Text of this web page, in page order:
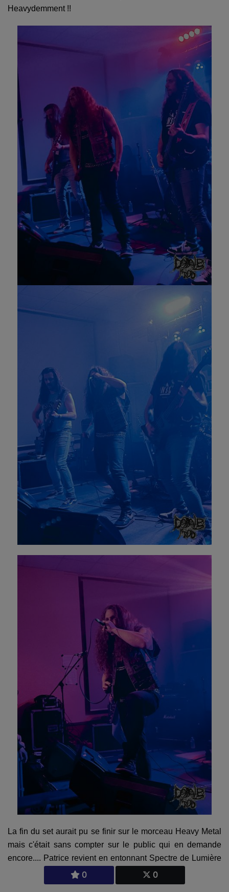
0 0
Heavydemment !!
La fin du set aurait pu se finir sur le morceau Heavy Metal
mais c'était sans compter sur le public qui en demande
encore.... Patrice revient en entonnant Spectre de Lumière
qui n'a pas eu l'effet escompté, s'est rabattu finalement sur
Le Couvent pour rappel. Autre rappel, les membres du